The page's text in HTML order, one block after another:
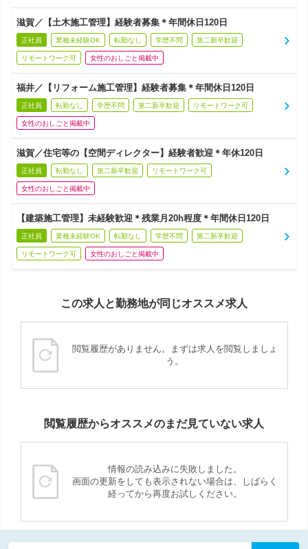
滋賀／【土木施工管理】経験者募集＊年間休日120日
正社員 業種未経験OK 転勤なし 学歴不問 第二新卒歓迎
リモートワーク可 女性のおしごと掲載中
福井／【リフォーム施工管理】経験者募集＊年間休日120日
正社員 転勤なし 学歴不問 第二新卒歓迎 リモートワーク可
女性のおしごと掲載中
滋賀／住宅等の【空間ディレクター】経験者歓迎＊年休120日
正社員 転勤なし 第二新卒歓迎 リモートワーク可
女性のおしごと掲載中
【建築施工管理】未経験歓迎＊残業月20h程度＊年間休日120日
正社員 業種未経験OK 転勤なし 学歴不問 第二新卒歓迎
リモートワーク可 女性のおしごと掲載中
この求人と勤務地が同じオススメ求人
閲覧履歴がありません。まずは求人を閲覧しましょ
う。
閲覧履歴からオススメのまだ見ていない求人
情報の読み込みに失敗しました。
画面の更新をしても表示されない場合は、しばらく
経ってから再度お試しください。